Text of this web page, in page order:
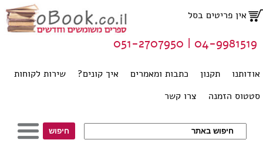
אין פריטים בסל
אודותנו תקנון כתבות ומאמרים איך קונים?
שירות לקוחות
סטטוס הזמנה
צרו קשר
04-9981519 | 051-2707950